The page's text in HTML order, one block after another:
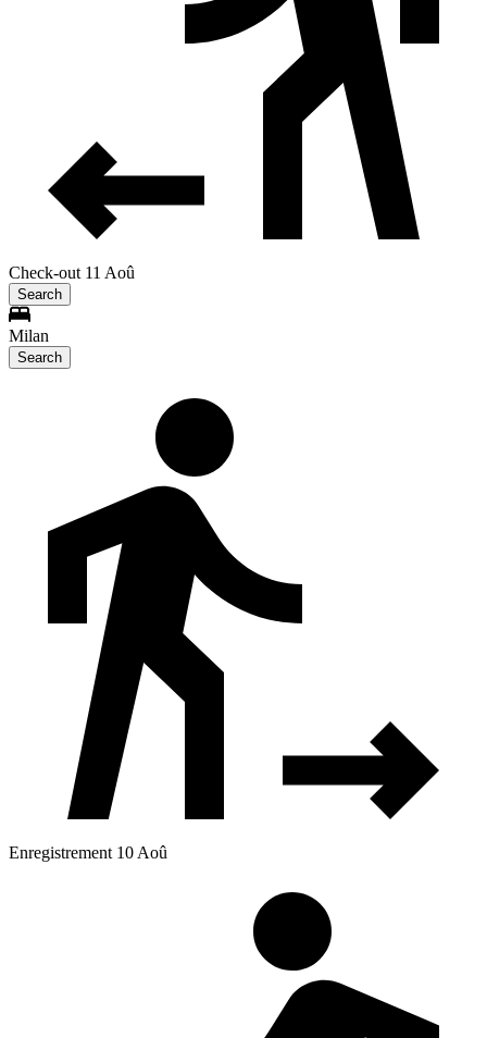
Check-out 11 Aoû
Search
Milan
Search
Enregistrement 10 Aoû